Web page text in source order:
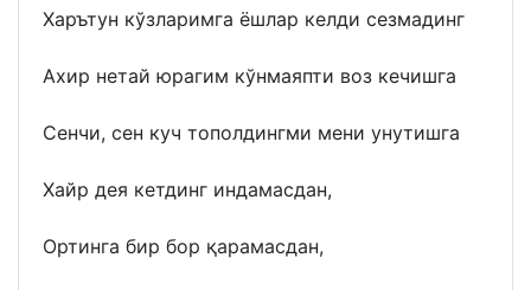
Харътун кўзларимга ёшлар келди сезмадинг
Aхир нетай юрагим кўнмаяпти воз кечишга
Сенчи, сен куч тополдингми мени унутишга
Хайр дея кетдинг индамасдан,
Ортинга бир бор қарамасдан,